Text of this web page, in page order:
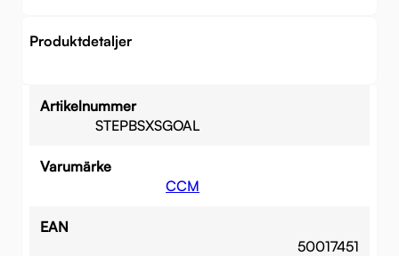
Produktdetaljer
Artikelnummer
STEPBSXSGOAL
Varumärke
CCM
EAN
50017451